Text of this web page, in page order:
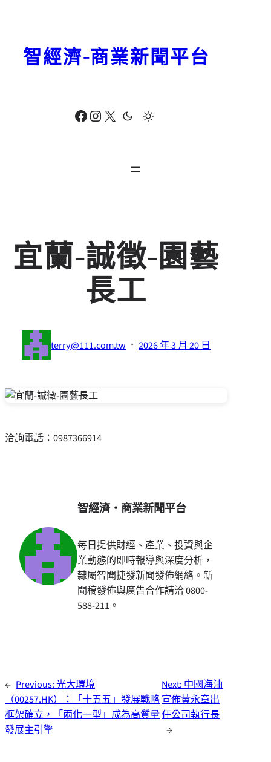
Facebook Instagram X
智經濟-商業新聞平台
宜蘭-誠徵-園藝
長工
terry@111.com.tw · 2026 年 3 月 20 日
洽詢電話：0987366914
智經濟・商業新聞平台
每日提供財經、產業、投資與企
業動態的即時報導與深度分析，
隸屬智聞捷發新聞發佈網絡。新
聞稿發佈與廣告合作請洽 0800-
588-211。
← Previous:光大環境
（00257.HK）：「十五五」發展戰略
框架確立，「兩化一型」成為高質量
發展主引擎
Next: 中國海油
宣佈黃永章出
任公司執行長
→